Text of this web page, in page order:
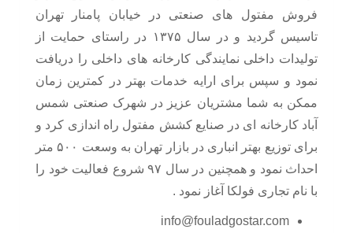
فروش مفتول های صنعتی در خیابان پامنار تهران
تاسیس گردید و در سال ۱۳۷۵ در راستای حمایت از
تولیدات داخلی نمایندگی کارخانه های داخلی را دریافت
نمود و سپس برای ارایه خدمات بهتر در کمترین زمان
ممکن به شما مشتریان عزیز در شهرک صنعتی شمس
آباد کارخانه ای در صنایع کشش مفتول راه اندازی کرد و
برای توزیع بهتر انباری در بازار تهران به وسعت ۵۰۰ متر
احداث نمود و همچنین در سال ۹۷ شروع فعالیت خود را
با نام تجاری فولکا آغاز نمود .
info@fouladgostar.com